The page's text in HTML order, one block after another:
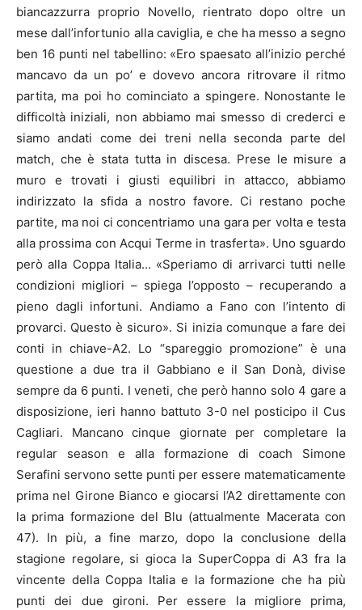
biancazzurra proprio Novello, rientrato dopo oltre un
mese dall’infortunio alla caviglia, e che ha messo a segno
ben 16 punti nel tabellino: «Ero spaesato all’inizio perché
mancavo da un po’ e dovevo ancora ritrovare il ritmo
partita, ma poi ho cominciato a spingere. Nonostante le
difficoltà iniziali, non abbiamo mai smesso di crederci e
siamo andati come dei treni nella seconda parte del
match, che è stata tutta in discesa. Prese le misure a
muro e trovati i giusti equilibri in attacco, abbiamo
indirizzato la sfida a nostro favore. Ci restano poche
partite, ma noi ci concentriamo una gara per volta e testa
alla prossima con Acqui Terme in trasferta». Uno sguardo
però alla Coppa Italia… «Speriamo di arrivarci tutti nelle
condizioni migliori – spiega l’opposto – recuperando a
pieno dagli infortuni. Andiamo a Fano con l’intento di
provarci. Questo è sicuro». Si inizia comunque a fare dei
conti in chiave-A2. Lo “spareggio promozione” è una
questione a due tra il Gabbiano e il San Donà, divise
sempre da 6 punti. I veneti, che però hanno solo 4 gare a
disposizione, ieri hanno battuto 3-0 nel posticipo il Cus
Cagliari. Mancano cinque giornate per completare la
regular season e alla formazione di coach Simone
Serafini servono sette punti per essere matematicamente
prima nel Girone Bianco e giocarsi l’A2 direttamente con
la prima formazione del Blu (attualmente Macerata con
47). In più, a fine marzo, dopo la conclusione della
stagione regolare, si gioca la SuperCoppa di A3 fra la
vincente della Coppa Italia e la formazione che ha più
punti dei due gironi. Per essere la migliore prima,